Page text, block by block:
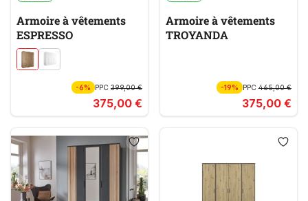
Armoire à vêtements
ESPRESSO
-6% PPC 399,00 €
375,00 €
Armoire à vêtements
TROYANDA
-19% PPC465,00 €
375,00 €